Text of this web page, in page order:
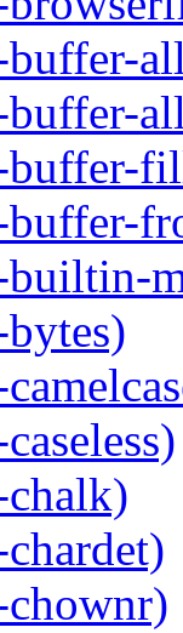
buffer-
buffer-